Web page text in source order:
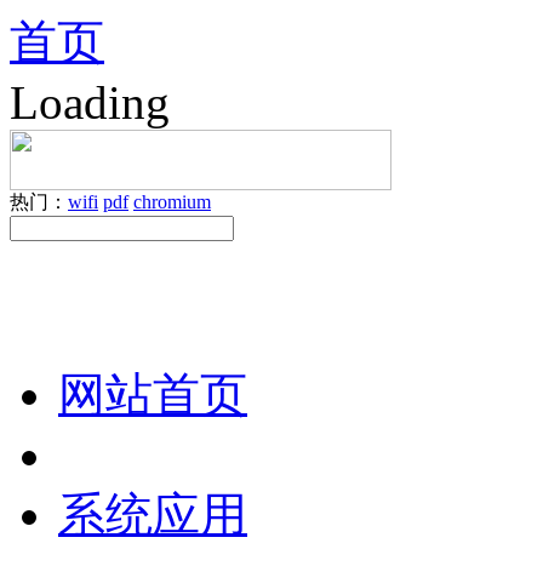
首页
Loading
热门： wifi pdf chromium
网站首页
系统应用